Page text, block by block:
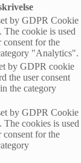
by GDPR Cookie
The cookie is used
consent for the
"Analytics".
by GDPR cookie
the user consent
the category
by GDPR Cookie
The cookies is used
consent for the